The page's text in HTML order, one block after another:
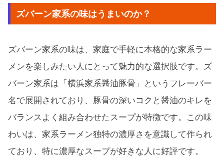
ズバーン家系の味はうまいのか？
ズバーン家系の味は、家庭で手軽に本格的な家系ラー
メンを楽しみたい人にとって魅力的な選択肢です。ズ
バーン家系は「横浜家系醤油豚骨」というフレーバー
名で展開されており、豚骨の深いコクと醤油のキレを
バランスよく組み合わせたスープが特徴です。この味
わいは、家系ラーメン独特の濃厚さを意識して作られ
ており、特に濃厚なスープが好きな人に好評です。